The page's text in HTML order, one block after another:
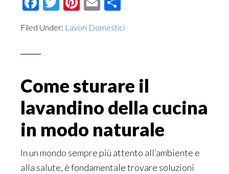
Filed Under: Lavori Domestici
Come sturare il
lavandino della cucina
in modo naturale
In un mondo sempre più attento all’ambiente e
alla salute, è fondamentale trovare soluzioni